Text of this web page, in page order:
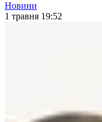
Новини
1 травня 19:52